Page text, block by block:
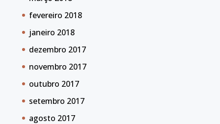
fevereiro 2018
janeiro 2018
dezembro 2017
novembro 2017
outubro 2017
setembro 2017
agosto 2017